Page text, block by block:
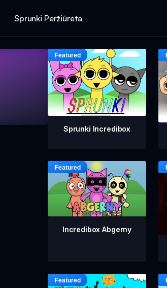
Sprunki Peržiūrėta
Sprunki Incredibox
Incredibox Abgerny